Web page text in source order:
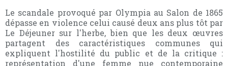
Le scandale provoqué par Olympia au Salon de 1865
dépasse en violence celui causé deux ans plus tôt par
Le Déjeuner sur l'herbe, bien que les deux œuvres
partagent des caractéristiques communes qui
expliquent l'hostilité du public et de la critique :
représentation d'une femme nue contemporaine